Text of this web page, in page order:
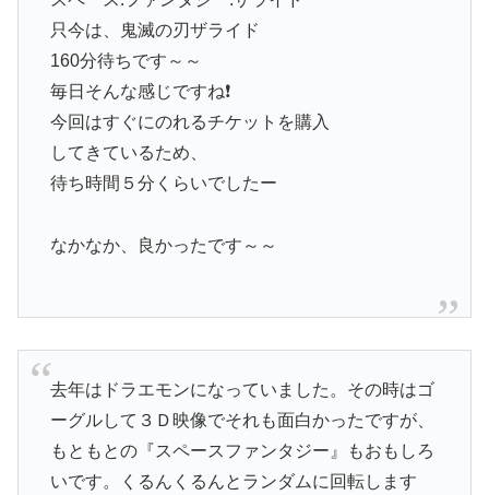
只今は、鬼滅の刃ザライド
160分待ちです～～
毎日そんな感じですね❗
今回はすぐにのれるチケットを購入
してきているため、
待ち時間５分くらいでしたー
なかなか、良かったです～～
去年はドラエモンになっていました。その時はゴ
ーグルして３Ｄ映像でそれも面白かったですが、
もともとの『スペースファンタジー』
もおもしろ
いです。くるんくるんとランダムに回転します